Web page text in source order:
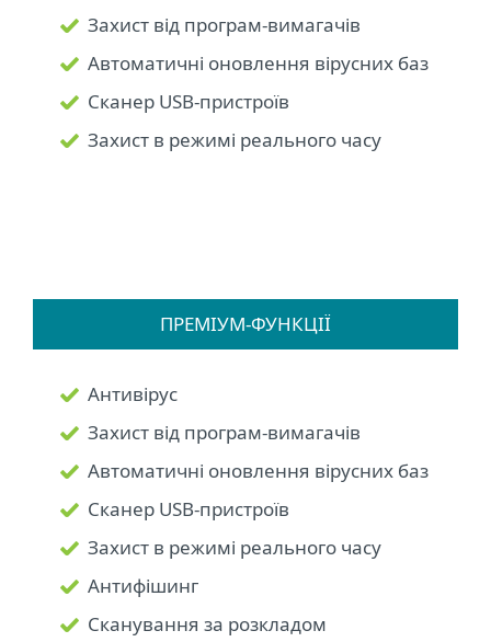
Захист від програм-вимагачів
Автоматичні оновлення вірусних баз
Сканер USB-пристроїв
Захист в режимі реального часу
ПРЕМІУМ-ФУНКЦІЇ
Антивірус
Захист від програм-вимагачів
Автоматичні оновлення вірусних баз
Сканер USB-пристроїв
Захист в режимі реального часу
Антифішинг
Сканування за розкладом